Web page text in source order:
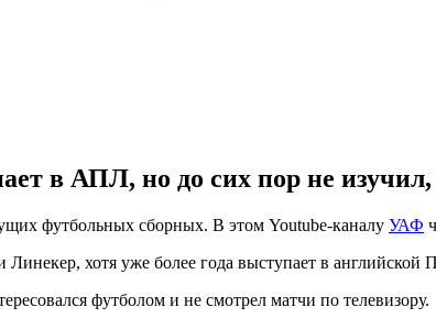
в АПЛ, но до сих пор не
футбольных сборных. В этом Youtube-каналу УАФ
хотя уже более года выступает в английской
футболом и не смотрел матчи по телевизору.